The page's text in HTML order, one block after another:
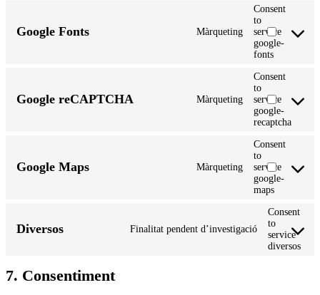
Google Fonts Màrqueting
Consent
to
service
google-
fonts
Google reCAPTCHA Màrqueting
Consent
to
service
google-
recaptcha
Google Maps Màrqueting
Consent
to
service
google-
maps
Diversos Finalitat pendent d’investigació
Consent
to
service
diversos
7. Consentiment